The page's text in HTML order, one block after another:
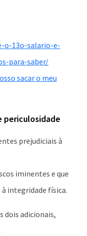
o-13o-salario-e-
para-saber/
sacar o meu
periculosidade
prejudiciais à
iminentes e que
integridade física.
dois adicionais,